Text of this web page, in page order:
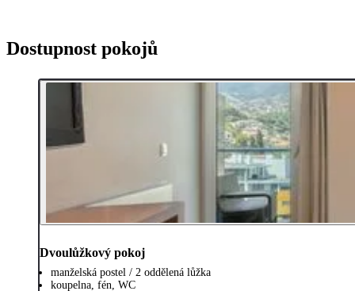
Dostupnost pokojů
Dvoulůžkový pokoj
manželská postel / 2 oddělená lůžka
koupelna, fén, WC